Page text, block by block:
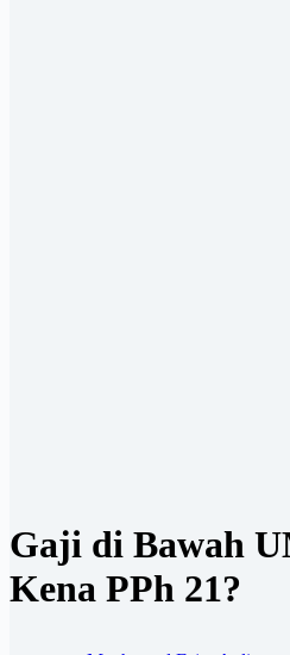
Gaji di Bawah
Kena PPh 21?